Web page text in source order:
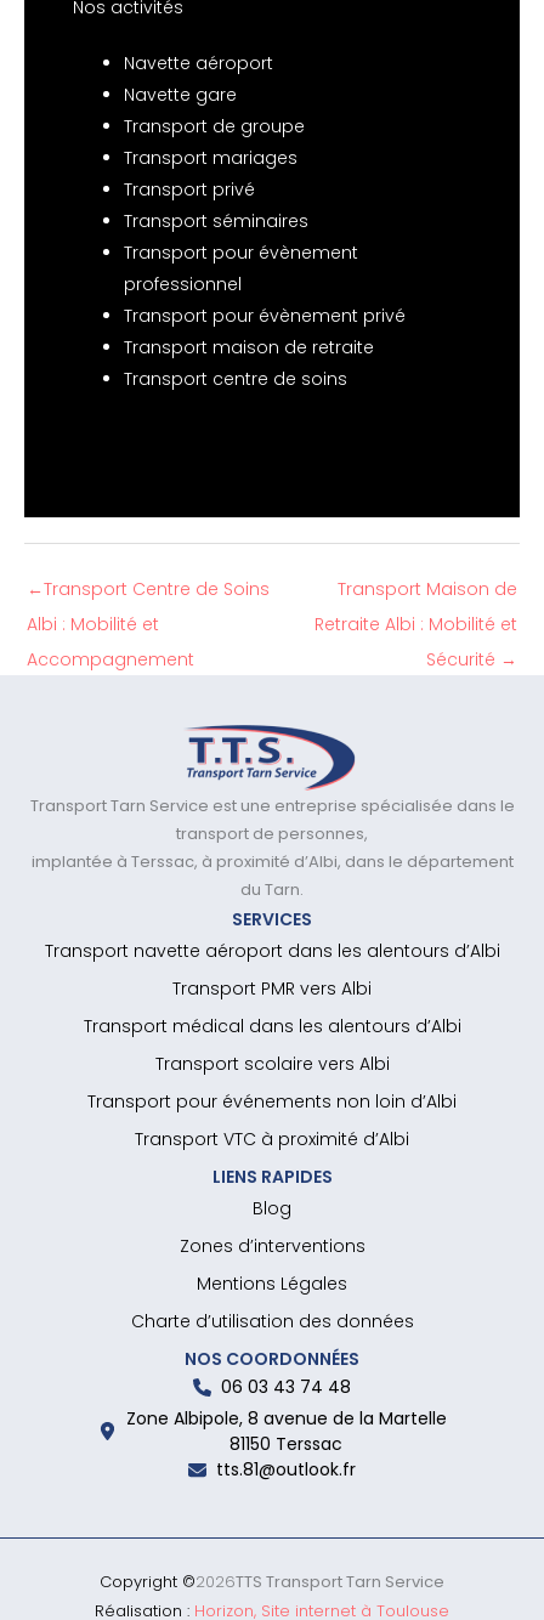
Nos activités
Navette aéroport
Navette gare
Transport de groupe
Transport mariages
Transport privé
Transport séminaires
Transport pour évènement
professionnel
Transport pour évènement privé
Transport maison de retraite
Transport centre de soins
←Transport Centre de Soins
Albi : Mobilité et
Accompagnement
Transport Maison de
Retraite Albi : Mobilité et
Sécurité →
Transport Tarn Service est une entreprise spécialisée dans le
transport de personnes,
implantée à Terssac, à proximité d’Albi, dans le département
du Tarn.
SERVICES
Transport navette aéroport dans les alentours d’Albi
Transport PMR vers Albi
Transport médical dans les alentours d’Albi
Transport scolaire vers Albi
Transport pour événements non loin d’Albi
Transport VTC à proximité d’Albi
LIENS RAPIDES
Blog
Zones d’interventions
Mentions Légales
Charte d’utilisation des données
NOS COORDONNÉES
06 03 43 74 48
Zone Albipole, 8 avenue de la Martelle
81150 Terssac
tts.81@outlook.fr
Copyright ©2026TTS Transport Tarn Service
Réalisation : Horizon, Site internet à Toulouse